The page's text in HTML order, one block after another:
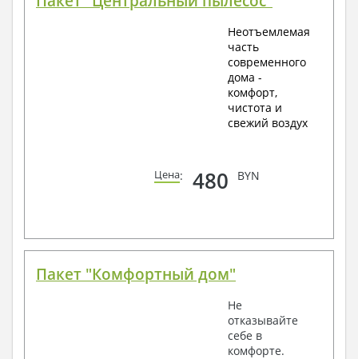
Неотъемлемая
часть
современного
дома -
комфорт,
чистота и
свежий воздух
Цена: 480 BYN
Пакет "Комфортный дом"
Не
отказывайте
себе в
комфорте.